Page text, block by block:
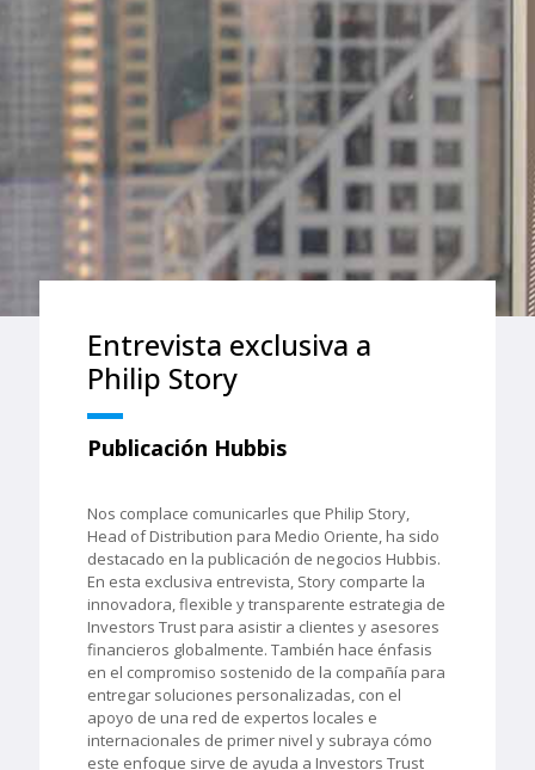
Entrevista exclusiva a
Philip Story
Publicación Hubbis
Nos complace comunicarles que Philip Story,
Head of Distribution para Medio Oriente, ha sido
destacado en la publicación de negocios Hubbis.
En esta exclusiva entrevista, Story comparte la
innovadora, flexible y transparente estrategia de
Investors Trust para asistir a clientes y asesores
financieros globalmente. También hace énfasis
en el compromiso sostenido de la compañía para
entregar soluciones personalizadas, con el
apoyo de una red de expertos locales e
internacionales de primer nivel y subraya cómo
este enfoque sirve de ayuda a Investors Trust